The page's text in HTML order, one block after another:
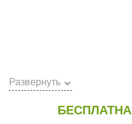
Развернуть